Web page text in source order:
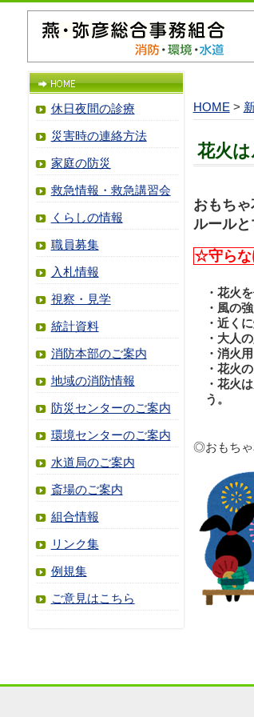
休日夜間の診療
災害時の連絡方法
家庭の防災
救急情報・救急講習会
くらしの情報
職員募集
入札情報
視察・見学
統計資料
消防本部のご案内
地域の消防情報
防災センターのご案内
環境センターのご案内
水道局のご案内
斎場のご案内
組合情報
リンク集
例規集
ご意見はこちら
HOME >
花火
おもち
ルールと
☆守らな
・花火
・風の
・近く
・大人
・消火
・花火
・花火
う。
◎おもちゃ